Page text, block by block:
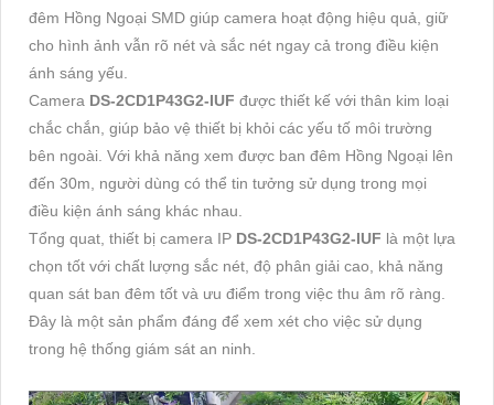
đêm Hồng Ngoại SMD giúp camera hoạt động hiệu quả, giữ
cho hình ảnh vẫn rõ nét và sắc nét ngay cả trong điều kiện
ánh sáng yếu.
Camera DS-2CD1P43G2-IUF được thiết kế với thân kim loại
chắc chắn, giúp bảo vệ thiết bị khỏi các yếu tố môi trường
bên ngoài. Với khả năng xem được ban đêm Hồng Ngoại lên
đến 30m, người dùng có thể tin tưởng sử dụng trong mọi
điều kiện ánh sáng khác nhau.
Tổng quat, thiết bị camera IP DS-2CD1P43G2-IUF là một lựa
chọn tốt với chất lượng sắc nét, độ phân giải cao, khả năng
quan sát ban đêm tốt và ưu điểm trong việc thu âm rõ ràng.
Đây là một sản phẩm đáng để xem xét cho việc sử dụng
trong hệ thống giám sát an ninh.